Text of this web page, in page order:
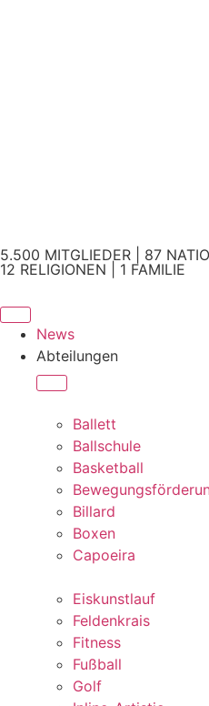
5.500 MITGLIEDER | 87
12 RELIGIONEN | 1 FAMILIE
News
Abteilungen
Ballett
Ballschule
Basketball
Billard
Boxen
Capoeira
Eiskunstlauf
Feldenkrais
Fitness
Fußball
Golf